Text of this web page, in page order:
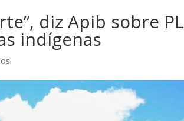
diz Apib sobre PL
indígenas